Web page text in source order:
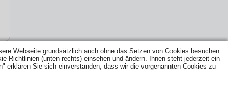
NEWS |FACHBETRIEBSPFLICHT|TIPPS ZUR
Webseite grundsätzlich auch ohne das Setzen von Cookies besuchen.
Richtlinien (unten rechts) einsehen und ändern. Ihnen steht jederzeit ein
erklären Sie sich einverstanden, dass wir die vorgenannten Cookies zu